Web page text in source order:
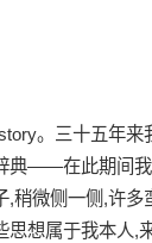
。三十五年
典——在此期间
稍微侧一侧,许
想属于我本人,